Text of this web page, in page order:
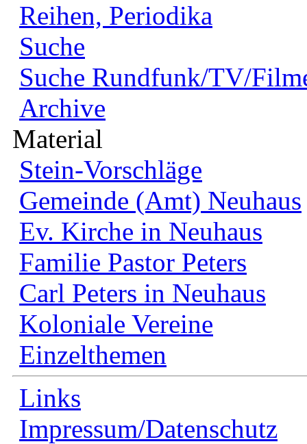
Reihen, Periodika
Suche
Suche Rundfunk/TV/
Archive
Material
Stein-Vorschläge
Gemeinde (Amt) Neuhaus
Ev. Kirche in Neuhaus
Familie Pastor Peters
Carl Peters in Neuhaus
Koloniale Vereine
Einzelthemen
Links
Impressum/Datenschutz